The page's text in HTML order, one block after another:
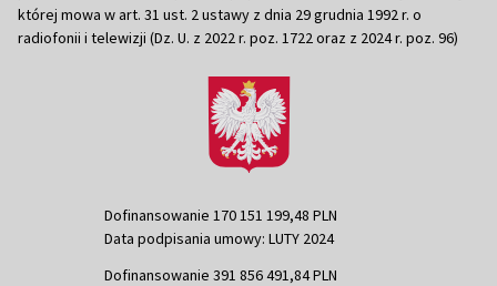
której mowa w art. 31 ust. 2 ustawy z dnia 29 grudnia 1992 r. o
radiofonii i telewizji (Dz. U. z 2022 r. poz. 1722 oraz z 2024 r. poz. 96)
Dofinansowanie 170 151 199,48 PLN
Data podpisania umowy: LUTY 2024
Dofinansowanie 391 856 491,84 PLN